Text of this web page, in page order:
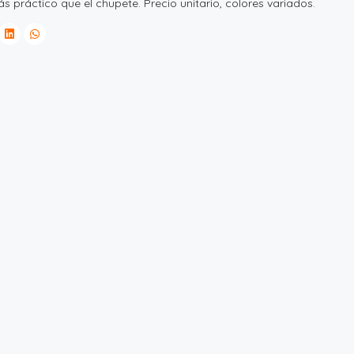
práctico que el chupete. Precio unitario, colores variados.